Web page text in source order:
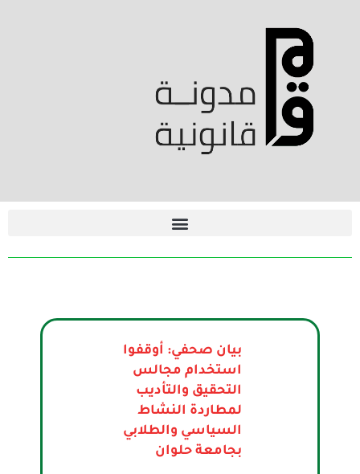
بيان صحفي: أوقفوا
استخدام مجالس
التحقيق والتأديب
لمطاردة النشاط
السياسي والطلابي
بجامعة حلوان